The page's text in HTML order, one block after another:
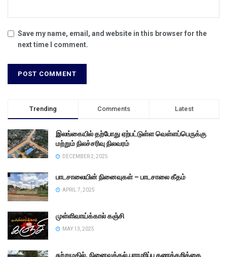
Save my name, email, and website in this browser for the
next time I comment.
Trending Comments Latest
இலங்கையில் தற்போது ஏற்பட்டுள்ள வெள்ளப்பெருக்கு
மற்றும் நிலச்சரிவு நிலவரம்
DECEMBER 2, 2025
பாடசாலையின் நினைவுகள் – பாடசாலை கீதம்
APRIL 7, 2025
முள்ளிவாய்க்கால் கஞ்சி
MAY 13, 2025
சுற்றுமதில், நினைவுக்கல்,பராமரிப்பு கணக்கறிக்கை